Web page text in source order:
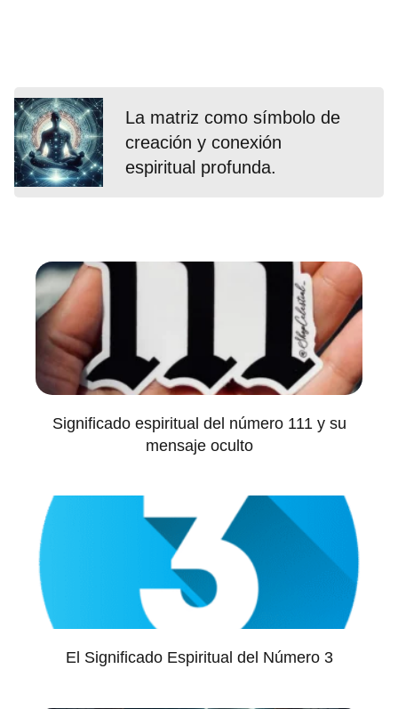
La matriz como símbolo de
creación y conexión
espiritual profunda.
Significado espiritual del número 111 y su
mensaje oculto
El Significado Espiritual del Número 3